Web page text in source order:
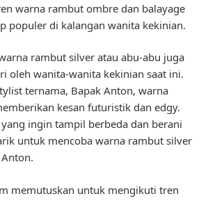
warna rambut ombre dan balayage
populer di kalangan wanita kekinian.
rambut silver atau abu-abu juga
oleh wanita-wanita kekinian saat ini.
ternama, Bapak Anton, warna
kesan futuristik dan edgy.
ingin tampil berbeda dan berani
untuk mencoba warna rambut silver
memutuskan untuk mengikuti tren